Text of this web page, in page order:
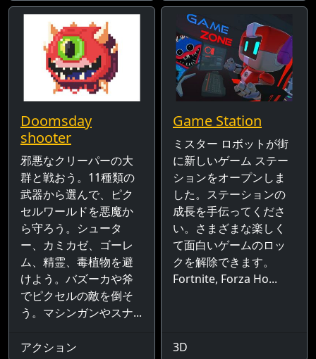
Doomsday
shooter
邪悪なクリーパーの大
群と戦おう。11種類の
武器から選んで、ピク
セルワールドを悪魔か
ら守ろう。シュータ
ー、カミカゼ、ゴーレ
ム、精霊、毒植物を避
けよう。バズーカや斧
でピクセルの敵を倒そ
う。マシンガンやスナ...
アクション
Game Station
ミスター ロボットが街
に新しいゲーム ステー
ションをオープンしま
した。ステーションの
成長を手伝ってくださ
い。さまざまな楽しく
て面白いゲームのロッ
クを解除できます。
Fortnite, Forza Ho...
3D